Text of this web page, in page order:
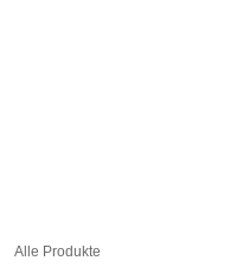
Alle Produkte